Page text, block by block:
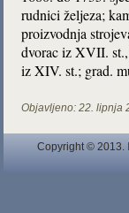
rudnici željeza;
proizvodnja
dvorac iz XVII.
iz XIV. st.; grad.
Objavljeno: 22. lipnja
Copyright © 2013.